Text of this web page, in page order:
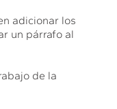
adicionar los
un párrafo al
de la